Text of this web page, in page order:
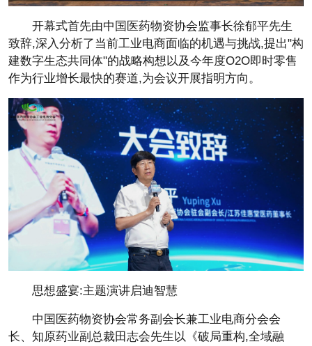
开幕式首先由中国医药物资协会监事长徐郁平先生
致辞,深入分析了当前工业电商面临的机遇与挑战,提出"构
建数字生态共同体"的战略构想以及今年度O2O即时零售
作为行业增长最快的赛道,为会议开展指明方向。
思想盛宴:主题演讲启迪智慧
中国医药物资协会常务副 会长兼工业电商分会会
长、知原药业副 总裁田志会先生以《破局重构,全域融